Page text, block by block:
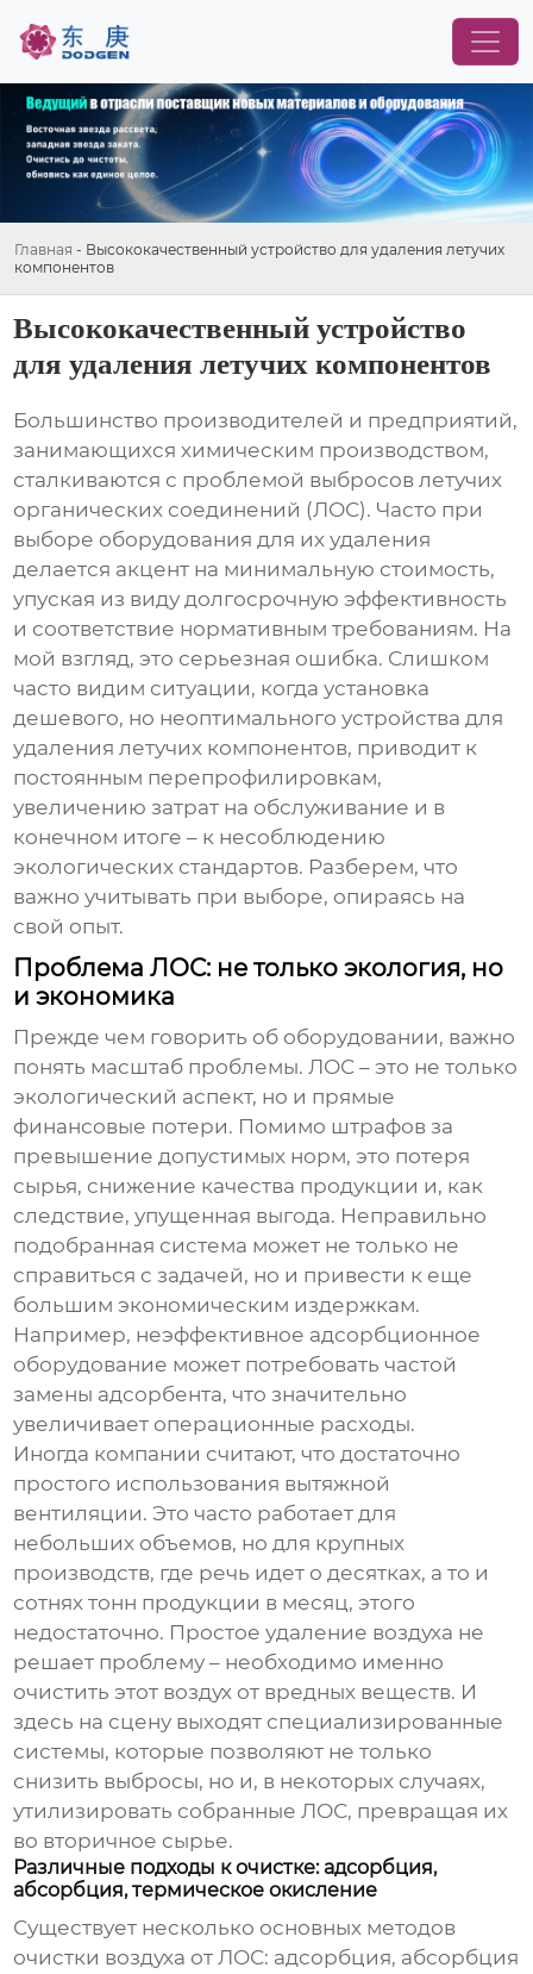
Главная - Высококачественный устройство для удаления летучих
компонентов
Высококачественный устройство
для удаления летучих компонентов
Большинство производителей и предприятий,
занимающихся химическим производством,
сталкиваются с проблемой выбросов летучих
органических соединений (ЛОС). Часто при
выборе оборудования для их удаления
делается акцент на минимальную стоимость,
упуская из виду долгосрочную эффективность
и соответствие нормативным требованиям. На
мой взгляд, это серьезная ошибка. Слишком
часто видим ситуации, когда установка
дешевого, но неоптимальногоустройства для
удаления летучих компонентов, приводит к
постоянным перепрофилировкам,
увеличению затрат на обслуживание и в
конечном итоге – к несоблюдению
экологических стандартов. Разберем, что
важно учитывать при выборе, опираясь на
свой опыт.
Проблема ЛОС: не только экология, но
и экономика
Прежде чем говорить об оборудовании, важно
понять масштаб проблемы. ЛОС – это не только
экологический аспект, но и прямые
финансовые потери. Помимо штрафов за
превышение допустимых норм, это потеря
сырья, снижение качества продукции и, как
следствие, упущенная выгода. Неправильно
подобранная система может не только не
справиться с задачей, но и привести к еще
большим экономическим издержкам.
Например, неэффективное адсорбционное
оборудование может потребовать частой
замены адсорбента, что значительно
увеличивает операционные расходы.
Иногда компании считают, что достаточно
простого использования вытяжной
вентиляции. Это часто работает для
небольших объемов, но для крупных
производств, где речь идет о десятках, а то и
сотнях тонн продукции в месяц, этого
недостаточно. Простое удаление воздуха не
решает проблему – необходимо именно
очистить этот воздух от вредных веществ. И
здесь на сцену выходят специализированные
системы, которые позволяют не только
снизить выбросы, но и, в некоторых случаях,
утилизировать собранные ЛОС, превращая их
во вторичное сырье.
Различные подходы к очистке: адсорбция,
абсорбция, термическое окисление
Существует несколько основных методов
очистки воздуха от ЛОС: адсорбция, абсорбция